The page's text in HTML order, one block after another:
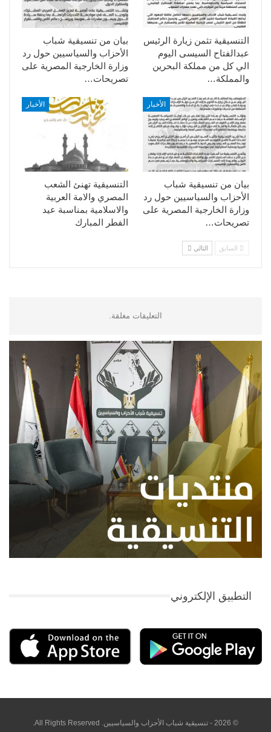
بيان من تنسيقية شباب
الأحزاب والسياسيين حول رد
وزارة الخارجية المصرية على
تصريحات…
التنسيقية تثمن زيارة الرئيس
عبدالفتاح السيسى اليوم
الي كل من مملكة البحرين
والمملكة…
الأخبار
التنسيقية تهنئ الشعب
المصري والامة العربية
والاسلامية بمناسبة عيد
الفطر المبارك
الأخبار
بيان من تنسيقية شباب
الأحزاب والسياسيين حول رد
وزارة الخارجية المصرية على
تصريحات…
السابق التالي
التعليقات مغلقة.
التطبيق الإلكتروني
© 2026 - تنسيقية شباب الأحزاب والسياسيين. All Rights Reserved.